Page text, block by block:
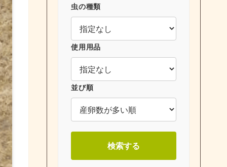
虫の種類
使用用品
並び順
検索する